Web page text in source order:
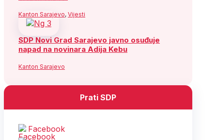
Kanton Sarajevo, Vijesti
SDP Novi Grad Sarajevo javno osuđuje
napad na novinara Adija Kebu
Kanton Sarajevo
Prati SDP
Facebook